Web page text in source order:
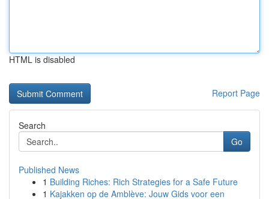
HTML is disabled
Report Page
Search
Go
Published News
1 Building Riches: Rich Strategies for a Safe Future
1 Kajakken op de Amblève: Jouw Gids voor een